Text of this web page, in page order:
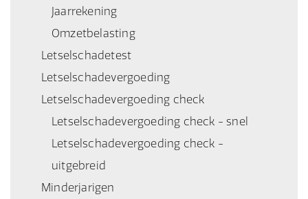
Jaarrekening
Omzetbelasting
Letselschadetest
Letselschadevergoeding
Letselschadevergoeding check
Letselschadevergoeding check - snel
Letselschadevergoeding check -
uitgebreid
Minderjarigen